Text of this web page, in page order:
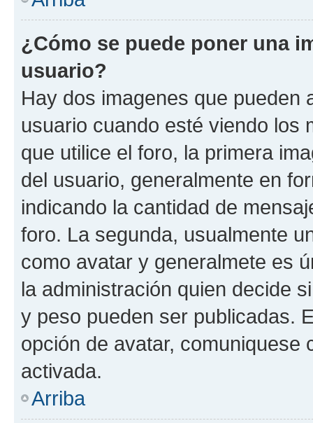
¿Cómo se puede poner una
usuario?
Hay dos imagenes que pueden
usuario cuando esté viendo los
que utilice el foro, la primera
del usuario, generalmente en
indicando la cantidad de
foro. La segunda, usualmente
como avatar y generalmete es
la administración quien decide
y peso pueden ser publicadas.
opción de avatar, comuniquese
activada.
Arriba